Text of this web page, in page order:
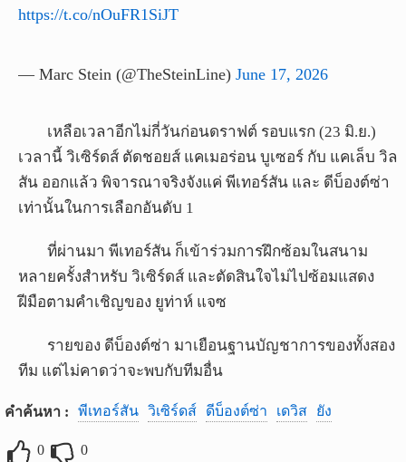
https://t.co/nOuFR1SiJT
— Marc Stein (@TheSteinLine) June 17, 2026
เหลือเวลาอีกไม่กี่วันก่อนดราฟต์ รอบแรก (23 มิ.ย.)
เวลานี้ วิเซิร์ดส์ ตัดชอยส์ แคเมอร่อน บูเซอร์ กับ แคเล็บ วิล
สัน ออกแล้ว พิจารณาจริงจังแค่ พีเทอร์สัน และ ดีบ็องต์ซ่า
เท่านั้นในการเลือกอันดับ 1
ที่ผ่านมา พีเทอร์สัน ก็เข้าร่วมการฝึกซ้อมในสนาม
หลายครั้งสำหรับ วิเซิร์ดส์ และตัดสินใจไม่ไปซ้อมแสดง
ฝีมือตามคำเชิญของ ยูท่าห์ แจซ
รายของ ดีบ็องต์ซ่า มาเยือนฐานบัญชาการของทั้งสอง
ทีม แต่ไม่คาดว่าจะพบกับทีมอื่น
คำค้นหา : พีเทอร์สัน วิเซิร์ดส์ ดีบ็องต์ซ่า เดวิส ยัง
0 0